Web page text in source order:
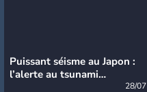
Puissant séisme au Japon :
l’alerte au tsunami
28/07